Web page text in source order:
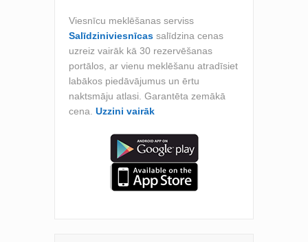
Viesnīcu meklēšanas serviss
Salīdziniviesnīcas salīdzina cenas
uzreiz vairāk kā 30 rezervēšanas
portālos, ar vienu meklēšanu atradīsiet
labākos piedāvājumus un ērtu
naktsmāju atlasi. Garantēta zemākā
cena. Uzzini vairāk